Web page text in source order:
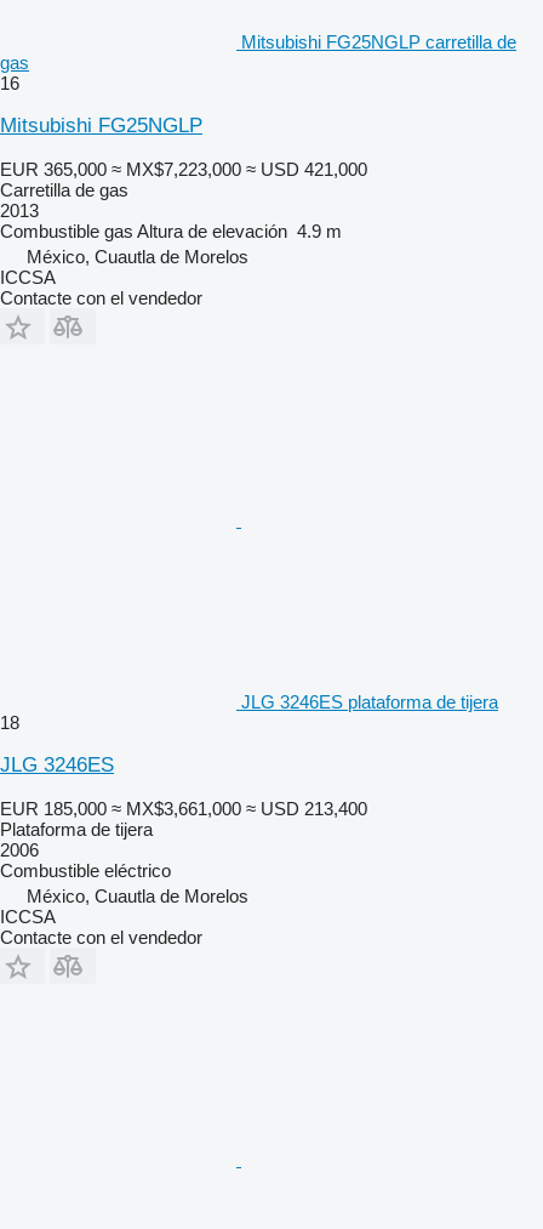
Mitsubishi FG25NGLP carretilla de
gas
16
Mitsubishi FG25NGLP
EUR 365,000 ≈ MX$7,223,000 ≈ USD 421,000
Carretilla de gas
2013
Combustible gas Altura de elevación 4.9 m
México, Cuautla de Morelos
ICCSA
Contacte con el vendedor
JLG 3246ES plataforma de tijera
18
JLG 3246ES
EUR 185,000 ≈ MX$3,661,000 ≈ USD 213,400
Plataforma de tijera
2006
Combustible eléctrico
México, Cuautla de Morelos
ICCSA
Contacte con el vendedor